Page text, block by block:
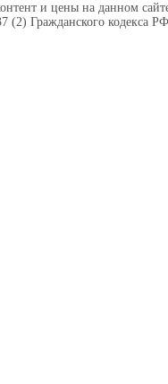
и цены на данном
(2) Гражданского кодекса